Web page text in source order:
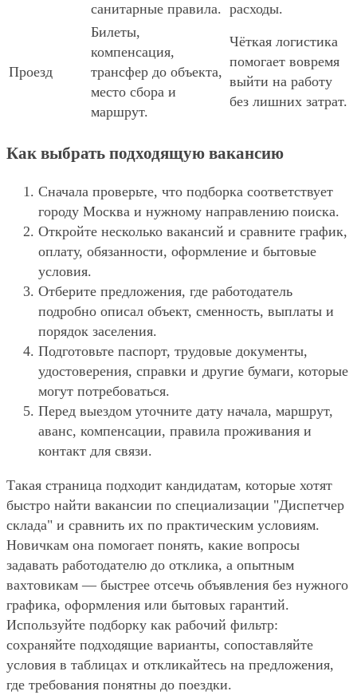
санитарные правила. расходы.
Проезд
Билеты,
компенсация,
трансфер до объекта,
место сбора и
маршрут.
Чёткая логистика
помогает вовремя
выйти на работу
без лишних затрат.
Как выбрать подходящую вакансию
Сначала проверьте, что подборка соответствует
городу Москва и нужному направлению поиска.
Откройте несколько вакансий и сравните график,
оплату, обязанности, оформление и бытовые
условия.
Отберите предложения, где работодатель
подробно описал объект, сменность, выплаты и
порядок заселения.
Подготовьте паспорт, трудовые документы,
удостоверения, справки и другие бумаги, которые
могут потребоваться.
Перед выездом уточните дату начала, маршрут,
аванс, компенсации, правила проживания и
контакт для связи.
Такая страница подходит кандидатам, которые хотят
быстро найти вакансии по специализации "Диспетчер
склада" и сравнить их по практическим условиям.
Новичкам она помогает понять, какие вопросы
задавать работодателю до отклика, а опытным
вахтовикам — быстрее отсечь объявления без нужного
графика, оформления или бытовых гарантий.
Используйте подборку как рабочий фильтр:
сохраняйте подходящие варианты, сопоставляйте
условия в таблицах и откликайтесь на предложения,
где требования понятны до поездки.